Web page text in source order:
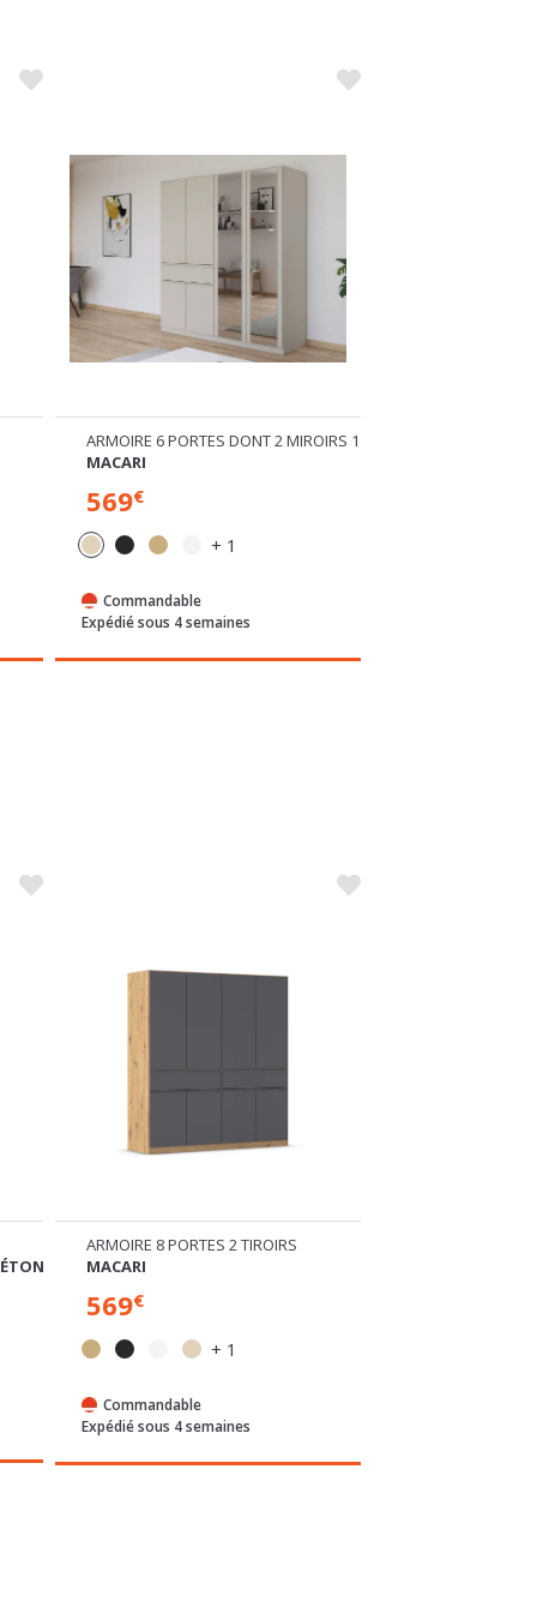
ARMOIRE 6 PORTES DONT 2 MIROIRS 1 TIROIR
MACARI
569€
+ 1
Commandable
Expédié sous 4 semaines
ARMOIRE 8 PORTES 2 TIROIRS
MACARI
569€
+ 1
Commandable
Expédié sous 4 semaines